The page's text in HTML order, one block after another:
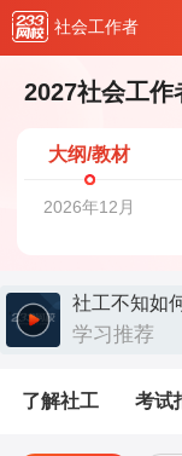
社会工作者
2027社会工作
大纲/教材
2026年12月
社工不知如
>>>>
学习推荐
了解社工 考试